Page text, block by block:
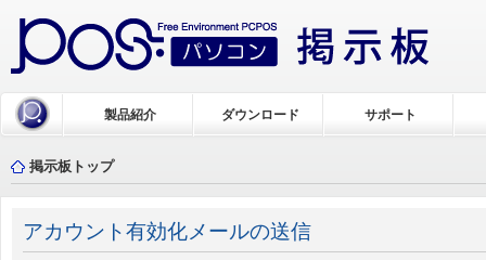
製品紹介 ダウンロード サポート
掲示板トップ
アカウント有効化メールの送信